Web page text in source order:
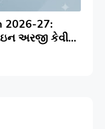
2026-27:
અરજી કેવી